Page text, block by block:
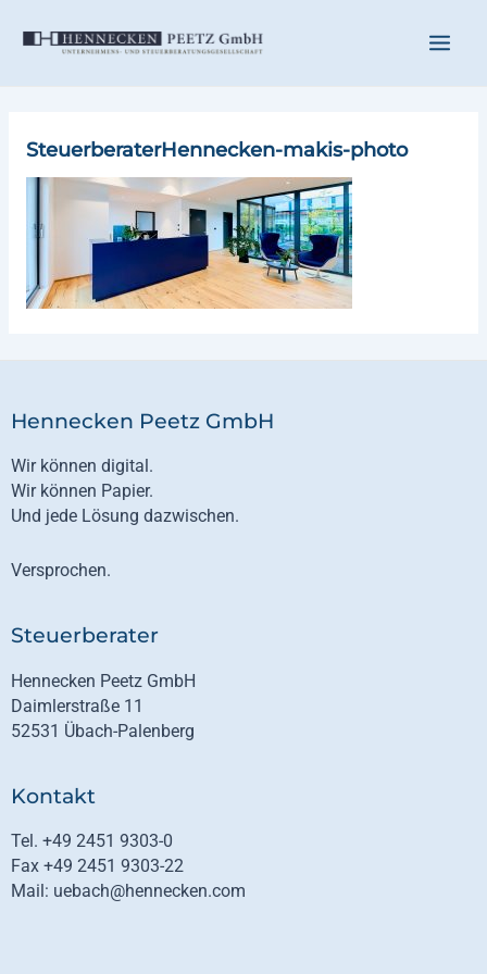
Inhalt
springen
SteuerberaterHennecken-makis-photo
Hennecken Peetz GmbH
Wir können digital.
Wir können Papier.
Und jede Lösung dazwischen.
Versprochen.
Steuerberater
Hennecken Peetz GmbH
Daimlerstraße 11
52531 Übach-Palenberg
Kontakt
Tel. +49 2451 9303-0
Fax +49 2451 9303-22
Mail: uebach@hennecken.com